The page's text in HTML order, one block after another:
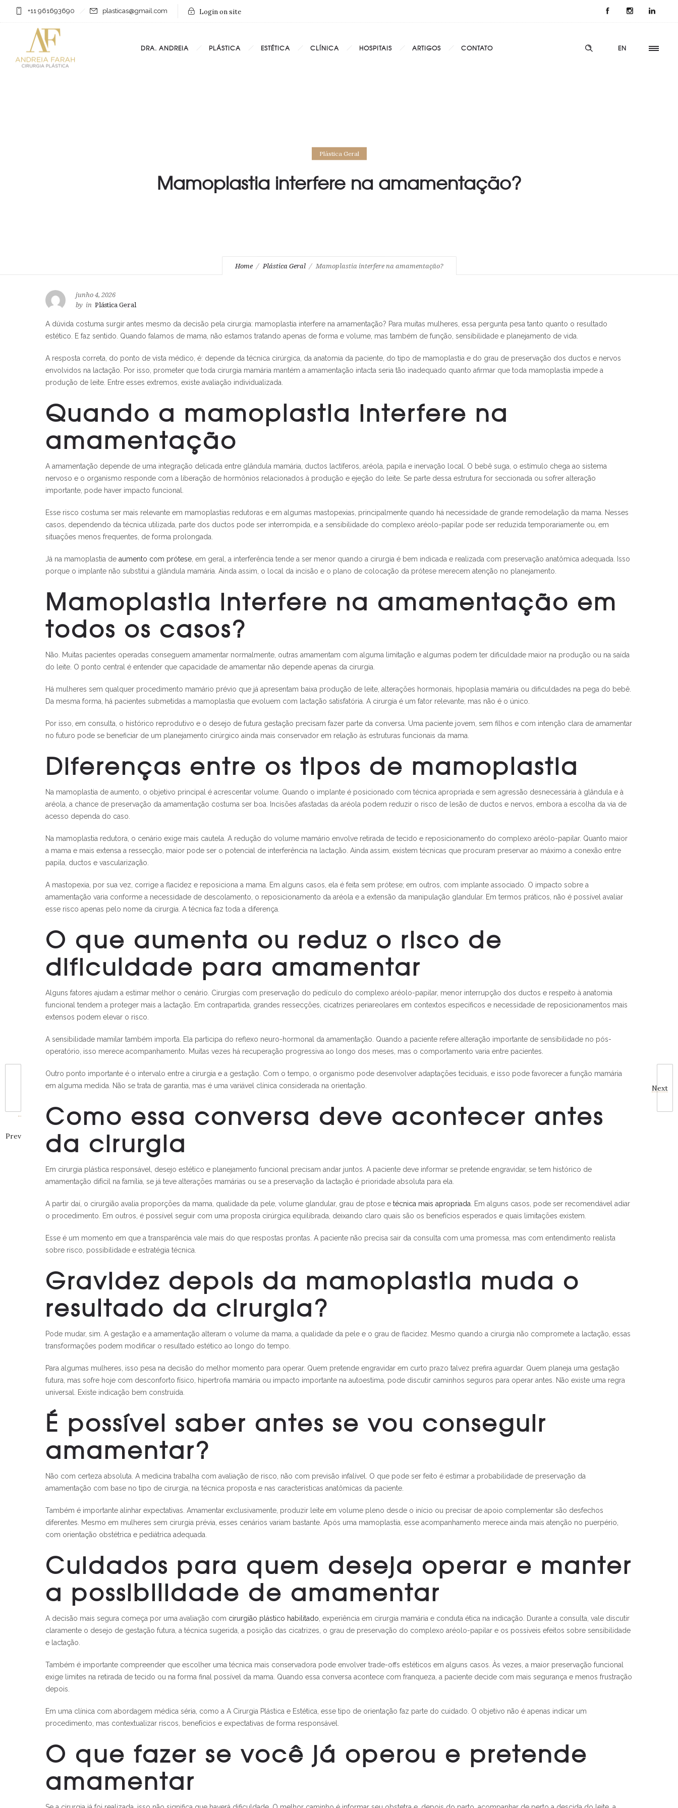
+11 961693690 plasticas@gmail.com Login on site
EN
DRA. ANDREIA PLÁSTICA ESTÉTICA CLÍNICA HOSPITAIS ARTIGOS CONTATO
Plástica Geral
Mamoplastia interfere na amamentação?
Home Plástica Geral Mamoplastia interfere na amamentação?
Prev
Next
junho 4, 2026
by in Plástica Geral
A dúvida costuma surgir antes mesmo da decisão pela cirurgia: mamoplastia interfere na amamentação? Para muitas mulheres, essa pergunta pesa tanto quanto o resultado
estético. E faz sentido. Quando falamos de mama, não estamos tratando apenas de forma e volume, mas também de função, sensibilidade e planejamento de vida.
A resposta correta, do ponto de vista médico, é: depende da técnica cirúrgica, da anatomia da paciente, do tipo de mamoplastia e do grau de preservação dos ductos e nervos
envolvidos na lactação. Por isso, prometer que toda cirurgia mamária mantém a amamentação intacta seria tão inadequado quanto afirmar que toda mamoplastia impede a
produção de leite. Entre esses extremos, existe avaliação individualizada.
Quando a mamoplastia interfere na
amamentação
A amamentação depende de uma integração delicada entre glândula mamária, ductos lactíferos, aréola, papila e inervação local. O bebê suga, o estímulo chega ao sistema
nervoso e o organismo responde com a liberação de hormônios relacionados à produção e ejeção do leite. Se parte dessa estrutura for seccionada ou sofrer alteração
importante, pode haver impacto funcional.
Esse risco costuma ser mais relevante em mamoplastias redutoras e em algumas mastopexias, principalmente quando há necessidade de grande remodelação da mama. Nesses
casos, dependendo da técnica utilizada, parte dos ductos pode ser interrompida, e a sensibilidade do complexo aréolo-papilar pode ser reduzida temporariamente ou, em
situações menos frequentes, de forma prolongada.
Já na mamoplastia de aumento com prótese , em geral, a interferência tende a ser menor quando a cirurgia é bem indicada e realizada com preservação anatômica adequada. Isso
porque o implante não substitui a glândula mamária. Ainda assim, o local da incisão e o plano de colocação da prótese merecem atenção no planejamento.
Mamoplastia interfere na amamentação em
todos os casos?
Não. Muitas pacientes operadas conseguem amamentar normalmente, outras amamentam com alguma limitação e algumas podem ter dificuldade maior na produção ou na saída
do leite. O ponto central é entender que capacidade de amamentar não depende apenas da cirurgia.
Há mulheres sem qualquer procedimento mamário prévio que já apresentam baixa produção de leite, alterações hormonais, hipoplasia mamária ou dificuldades na pega do bebê.
Da mesma forma, há pacientes submetidas a mamoplastia que evoluem com lactação satisfatória. A cirurgia é um fator relevante, mas não é o único.
Por isso, em consulta, o histórico reprodutivo e o desejo de futura gestação precisam fazer parte da conversa. Uma paciente jovem, sem filhos e com intenção clara de amamentar
no futuro pode se beneficiar de um planejamento cirúrgico ainda mais conservador em relação às estruturas funcionais da mama.
Diferenças entre os tipos de mamoplastia
Na mamoplastia de aumento, o objetivo principal é acrescentar volume. Quando o implante é posicionado com técnica apropriada e sem agressão desnecessária à glândula e à
aréola, a chance de preservação da amamentação costuma ser boa. Incisões afastadas da aréola podem reduzir o risco de lesão de ductos e nervos, embora a escolha da via de
acesso dependa do caso.
Na mamoplastia redutora, o cenário exige mais cautela. A redução do volume mamário envolve retirada de tecido e reposicionamento do complexo aréolo-papilar. Quanto maior
a mama e mais extensa a ressecção, maior pode ser o potencial de interferência na lactação. Ainda assim, existem técnicas que procuram preservar ao máximo a conexão entre
papila, ductos e vascularização.
A mastopexia, por sua vez, corrige a flacidez e reposiciona a mama. Em alguns casos, ela é feita sem prótese; em outros, com implante associado. O impacto sobre a
amamentação varia conforme a necessidade de descolamento, o reposicionamento da aréola e a extensão da manipulação glandular. Em termos práticos, não é possível avaliar
esse risco apenas pelo nome da cirurgia. A técnica faz toda a diferença.
O que aumenta ou reduz o risco de
dificuldade para amamentar
Alguns fatores ajudam a estimar melhor o cenário. Cirurgias com preservação do pedículo do complexo aréolo-papilar, menor interrupção dos ductos e respeito à anatomia
funcional tendem a proteger mais a lactação. Em contrapartida, grandes ressecções, cicatrizes periareolares em contextos específicos e necessidade de reposicionamentos mais
extensos podem elevar o risco.
A sensibilidade mamilar também importa. Ela participa do reflexo neuro-hormonal da amamentação. Quando a paciente refere alteração importante de sensibilidade no pós-
operatório, isso merece acompanhamento. Muitas vezes há recuperação progressiva ao longo dos meses, mas o comportamento varia entre pacientes.
Outro ponto importante é o intervalo entre a cirurgia e a gestação. Com o tempo, o organismo pode desenvolver adaptações teciduais, e isso pode favorecer a função mamária
em alguma medida. Não se trata de garantia, mas é uma variável clínica considerada na orientação.
Como essa conversa deve acontecer antes
da cirurgia
Em cirurgia plástica responsável, desejo estético e planejamento funcional precisam andar juntos. A paciente deve informar se pretende engravidar, se tem histórico de
amamentação difícil na família, se já teve alterações mamárias ou se a preservação da lactação é prioridade absoluta para ela.
A partir daí, o cirurgião avalia proporções da mama, qualidade da pele, volume glandular, grau de ptose e técnica mais apropriada . Em alguns casos, pode ser recomendável adiar
o procedimento. Em outros, é possível seguir com uma proposta cirúrgica equilibrada, deixando claro quais são os benefícios esperados e quais limitações existem.
Esse é um momento em que a transparência vale mais do que respostas prontas. A paciente não precisa sair da consulta com uma promessa, mas com entendimento realista
sobre risco, possibilidade e estratégia técnica.
Gravidez depois da mamoplastia muda o
resultado da cirurgia?
Pode mudar, sim. A gestação e a amamentação alteram o volume da mama, a qualidade da pele e o grau de flacidez. Mesmo quando a cirurgia não compromete a lactação, essas
transformações podem modificar o resultado estético ao longo do tempo.
Para algumas mulheres, isso pesa na decisão do melhor momento para operar. Quem pretende engravidar em curto prazo talvez prefira aguardar. Quem planeja uma gestação
futura, mas sofre hoje com desconforto físico, hipertrofia mamária ou impacto importante na autoestima, pode discutir caminhos seguros para operar antes. Não existe uma regra
universal. Existe indicação bem construída.
É possível saber antes se vou conseguir
amamentar?
Não com certeza absoluta. A medicina trabalha com avaliação de risco, não com previsão infalível. O que pode ser feito é estimar a probabilidade de preservação da
amamentação com base no tipo de cirurgia, na técnica proposta e nas características anatômicas da paciente.
Também é importante alinhar expectativas. Amamentar exclusivamente, produzir leite em volume pleno desde o início ou precisar de apoio complementar são desfechos
diferentes. Mesmo em mulheres sem cirurgia prévia, esses cenários variam bastante. Após uma mamoplastia, esse acompanhamento merece ainda mais atenção no puerpério,
com orientação obstétrica e pediátrica adequada.
Cuidados para quem deseja operar e manter
a possibilidade de amamentar
A decisão mais segura começa por uma avaliação com cirurgião plástico habilitado , experiência em cirurgia mamária e conduta ética na indicação. Durante a consulta, vale discutir
claramente o desejo de gestação futura, a técnica sugerida, a posição das cicatrizes, o grau de preservação do complexo aréolo-papilar e os possíveis efeitos sobre sensibilidade
e lactação.
Também é importante compreender que escolher uma técnica mais conservadora pode envolver trade-offs estéticos em alguns casos. Às vezes, a maior preservação funcional
exige limites na retirada de tecido ou na forma final possível da mama. Quando essa conversa acontece com franqueza, a paciente decide com mais segurança e menos frustração
depois.
Em uma clínica com abordagem médica séria, como a A Cirurgia Plástica e Estética, esse tipo de orientação faz parte do cuidado. O objetivo não é apenas indicar um
procedimento, mas contextualizar riscos, benefícios e expectativas de forma responsável.
O que fazer se você já operou e pretende
amamentar